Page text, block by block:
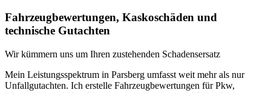
Fahrzeugbewertungen, Kaskoschäden und
technische Gutachten
Wir kümmern uns um Ihren zustehenden Schadensersatz
Mein Leistungsspektrum in Parsberg umfasst weit mehr als nur
Unfallgutachten. Ich erstelle Fahrzeugbewertungen für Pkw,